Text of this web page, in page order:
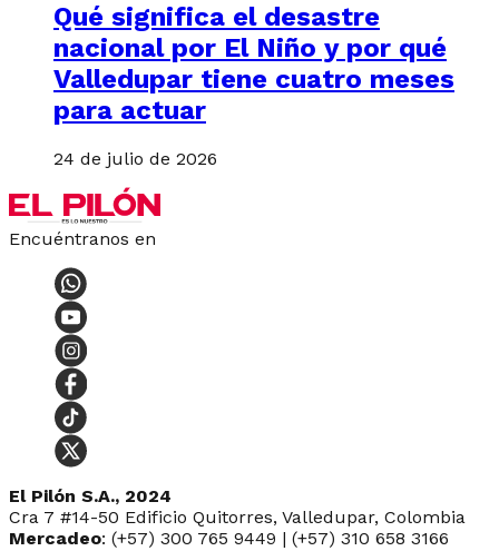
Qué significa el desastre
nacional por El Niño y por qué
Valledupar tiene cuatro meses
para actuar
24 de julio de 2026
Encuéntranos en
El Pilón S.A., 2024
Cra 7 #14-50 Edificio Quitorres, Valledupar, Colombia
Mercadeo: (+57) 300 765 9449 | (+57) 310 658 3166